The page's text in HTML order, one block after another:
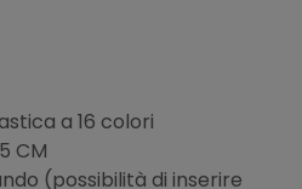
a 16 colori
CM
(possibilità di inserire